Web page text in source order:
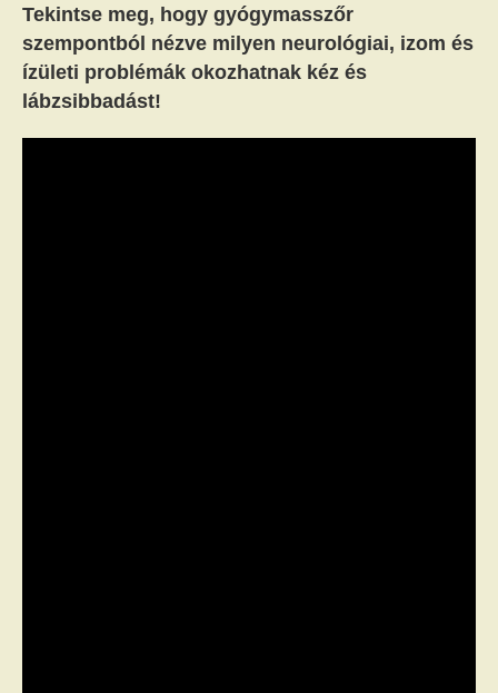
Tekintse meg, hogy gyógymasszőr
szempontból nézve milyen neurológiai, izom és
ízületi problémák okozhatnak kéz és
lábzsibbadást!